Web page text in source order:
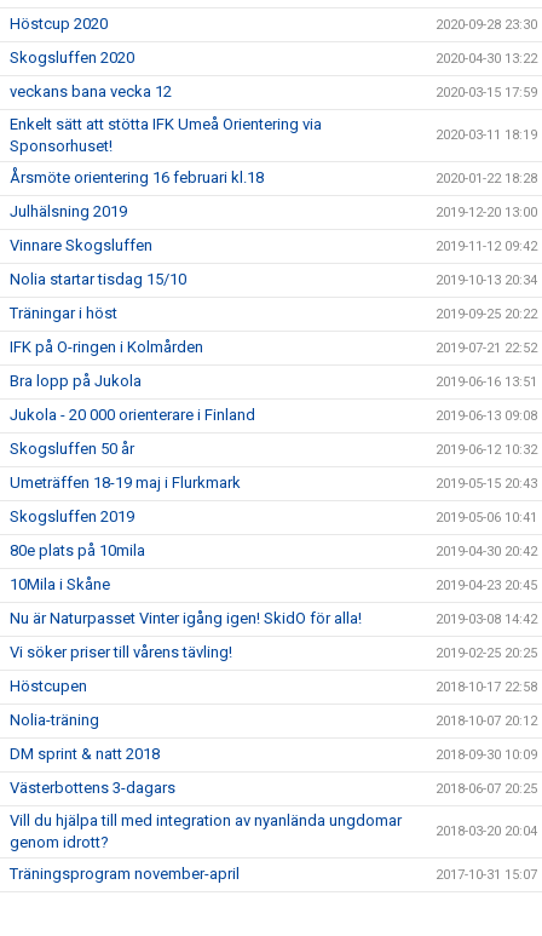
Höstcup 2020 2020-09-28 23:30
Skogsluffen 2020 2020-04-30 13:22
veckans bana vecka 12 2020-03-15 17:59
Enkelt sätt att stötta IFK Umeå Orientering via
Sponsorhuset!
2020-03-11 18:19
Årsmöte orientering 16 februari kl.18 2020-01-22 18:28
Julhälsning 2019 2019-12-20 13:00
Vinnare Skogsluffen 2019-11-12 09:42
Nolia startar tisdag 15/10 2019-10-13 20:34
Träningar i höst 2019-09-25 20:22
IFK på O-ringen i Kolmården 2019-07-21 22:52
Bra lopp på Jukola 2019-06-16 13:51
Jukola - 20 000 orienterare i Finland 2019-06-13 09:08
Skogsluffen 50 år 2019-06-12 10:32
Umeträffen 18-19 maj i Flurkmark 2019-05-15 20:43
Skogsluffen 2019 2019-05-06 10:41
80e plats på 10mila 2019-04-30 20:42
10Mila i Skåne 2019-04-23 20:45
Nu är Naturpasset Vinter igång igen! SkidO för alla! 2019-03-08 14:42
Vi söker priser till vårens tävling! 2019-02-25 20:25
Höstcupen 2018-10-17 22:58
Nolia-träning 2018-10-07 20:12
DM sprint & natt 2018 2018-09-30 10:09
Västerbottens 3-dagars 2018-06-07 20:25
Vill du hjälpa till med integration av nyanlända ungdomar
genom idrott?
2018-03-20 20:04
Träningsprogram november-april 2017-10-31 15:07